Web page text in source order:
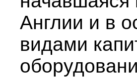
Англии и в
видами